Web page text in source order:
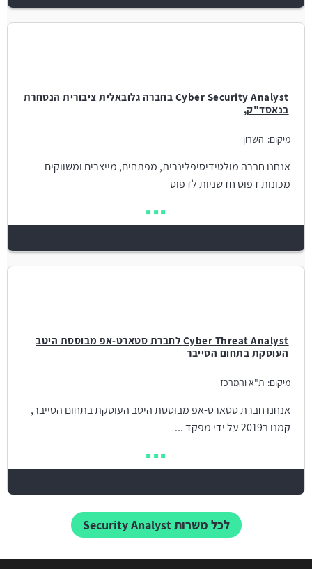
Cyber Security Analyst בחברה גלובאלית ציבורית הנסחרת
בנאסד"ק,
מיקום: השרון
אנחנו חברה מולטידיסיפלינרית, מפתחים, מייצרים ומשווקים
מכונות דפוס חדשניות לדפוס
Cyber Threat Analyst לחברת סטארט-אפ מבוססת היטב
העוסקת בתחום הסייבר
מיקום: ת"א והמרכז
אנחנו חברת סטארט-אפ מבוססת היטב העוסקת בתחום הסייבר,
קמנו ב2019 על ידי מפקד ...
לכל משרות Security Analyst